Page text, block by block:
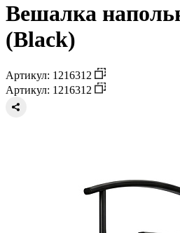
Вешалка
(Black)
Артикул: 1216312
Артикул: 1216312